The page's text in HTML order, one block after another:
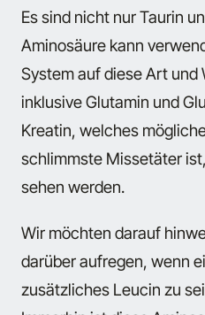
Es sind nicht nur Taurin
Aminosäure kann
System auf diese Art und
inklusive Glutamin und
Kreatin, welches
schlimmste Missetäter
sehen werden.
Wir möchten darauf
darüber aufregen, wenn
zusätzliches Leucin zu